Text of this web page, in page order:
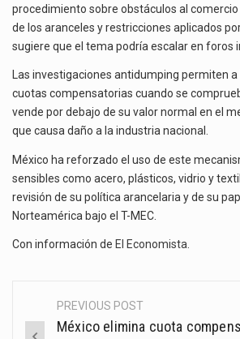
procedimiento sobre obstáculos al
de los aranceles y restricciones aplicados
sugiere que el tema podría escalar en foros
Las investigaciones antidumping permiten
cuotas compensatorias cuando se
vende por debajo de su valor normal en el
que causa daño a la industria nacional.
México ha reforzado el uso de este
sensibles como acero, plásticos, vidrio y
revisión de su política arancelaria y de su
Norteamérica bajo el T-MEC.
Con información de El Economista.
PostPREVIOUS POST
México elimina cuota